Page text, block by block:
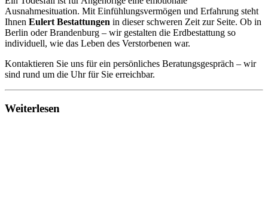
Ausnahmesituation. Mit Einfühlungsvermögen und Erfahrung steht
Ihnen Eulert Bestattungen in dieser schweren Zeit zur Seite. Ob in
Berlin oder Brandenburg – wir gestalten die Erdbestattung so
individuell, wie das Leben des Verstorbenen war.
Kontaktieren Sie uns für ein persönliches Beratungsgespräch – wir
sind rund um die Uhr für Sie erreichbar.
Weiterlesen